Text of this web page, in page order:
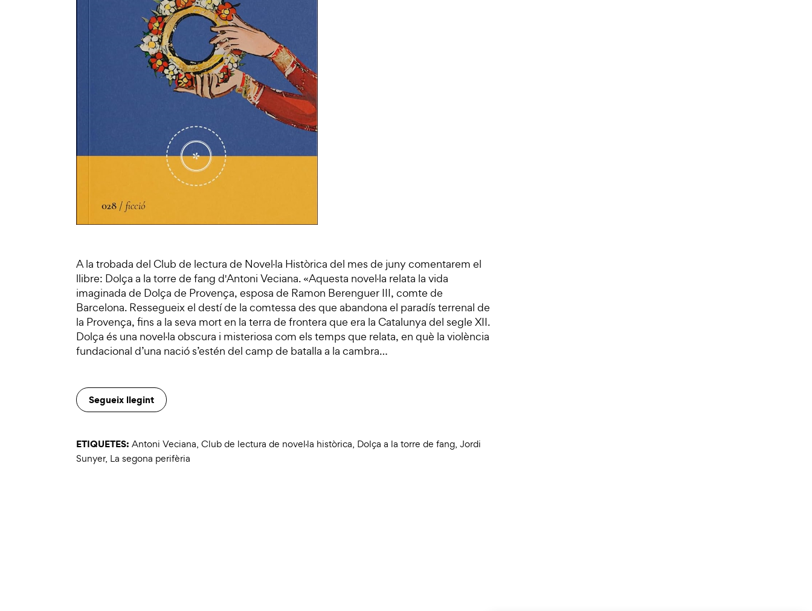
A la trobada del Club de lectura de Novel·la Històrica del mes de juny comentarem el
llibre: Dolça a la torre de fang d'Antoni Veciana. «Aquesta novel·la relata la vida
imaginada de Dolça de Provença, esposa de Ramon Berenguer III, comte de
Barcelona. Ressegueix el destí de la comtessa des que abandona el paradís terrenal de
la Provença, fins a la seva mort en la terra de frontera que era la Catalunya del segle XII.
Dolça és una novel·la obscura i misteriosa com els temps que relata, en què la violència
fundacional d’una nació s’estén del camp de batalla a la cambra…
Segueix llegint
ETIQUETES: Antoni Veciana, Club de lectura de novel·la històrica, Dolça a la torre de fang, Jordi
Sunyer, La segona perifèria